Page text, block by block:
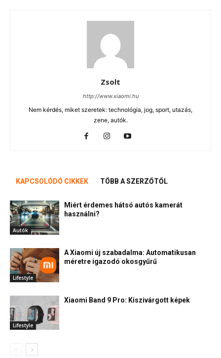
Zsolt
http://www.xiaomi.hu
Nem kérdés, miket szeretek: technológia, jog, sport, utazás,
zene, autók.
KAPCSOLÓDÓ CIKKEK TÖBB A SZERZŐTŐL
Autók
Miért érdemes hátsó autós kamerát
használni?
Lifestyle
A Xiaomi új szabadalma: Automatikusan
méretre igazodó okosgyűrű
Lifestyle
Xiaomi Band 9 Pro: Kiszivárgott képek